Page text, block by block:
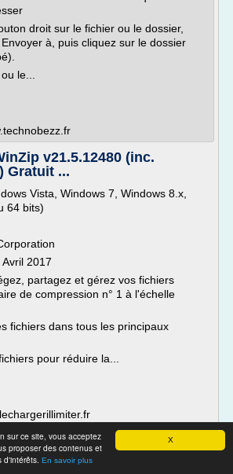
X
sur ce site, vous acceptez
proposer des contenus et
d'intérêts. En savoir plus
droit sur le fichier ou le dossier,
à, puis cliquez sur le dossier
le...
v21.5.12480 (inc.
Gratuit ...
Vista, Windows 7, Windows 8.x,
64 bits)
2017
partagez et gérez vos fichiers
de compression n° 1 à l'échelle
fichiers dans tous les principaux
pour réduire la...
et compresser. Tuto